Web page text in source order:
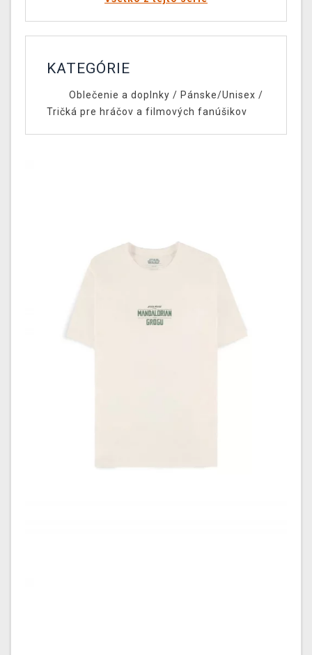
KATEGÓRIE
Oblečenie a doplnky / Pánske/Unisex /
Tričká pre hráčov a filmových fanúšikov